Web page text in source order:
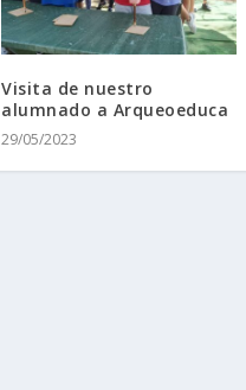
Visita de nuestro
alumnado a Arqueoeduca
29/05/2023